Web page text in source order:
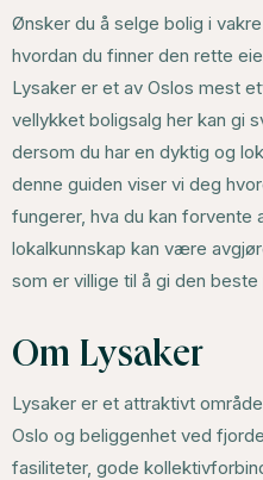
Ønsker du å selge bolig i
hvordan du finner den rette
Lysaker er et av Oslos mest
vellykket boligsalg her kan gi
dersom du har en dyktig og
denne guiden viser vi deg
fungerer, hva du kan forvente
lokalkunnskap kan være
som er villige til å gi den beste
Om Lysaker
Lysaker er et attraktivt
Oslo og beliggenhet ved
fasiliteter, gode